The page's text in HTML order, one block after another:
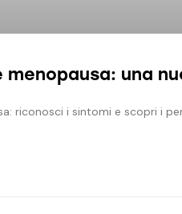
menopausa: una
riconosci i sintomi e scopri i